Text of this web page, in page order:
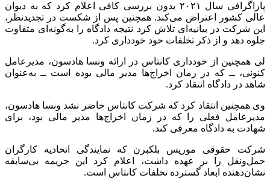
پاراگرافی سال ۲۰۲۱ بدون بررسی کافی اعلام کرد که به دیوان
عالی کشور اعتراض می‌کند. همچنین پس از شکست در تجدیدنظر،
این شرکت در بیانیه‌ای تلاش کرد نتیجه دادگاه را به‌گونه‌ای متفاوت
جلوه دهد و از ذکر تخلفات خود خودداری کرد.
لی همچنین از خودداری کانتاس در ارائه ونسا هادسون، مدیرعامل
کنونی، ــ که در زمان اخراج‌ها مدیر مالی بوده است ــ به‌عنوان
شاهد در دادگاه انتقاد کرد.
وی همچنین انتقاد کرد که شرکت کانتاس حاضر نشد ونسا هادسون،
مدیرعامل فعلی را که در زمان اخراج‌ها مدیر مالی بود، برای
شهادت به دادگاه معرفی کند.
شرکت حقوقی موریس بلکبرن که نمایندگی اتحادیه کارگران
حمل‌ونقل را بر عهده داشت، اعلام کرد این جریمه بی‌سابقه
نشان‌دهنده ابعاد گسترده تخلفات کانتاس است.